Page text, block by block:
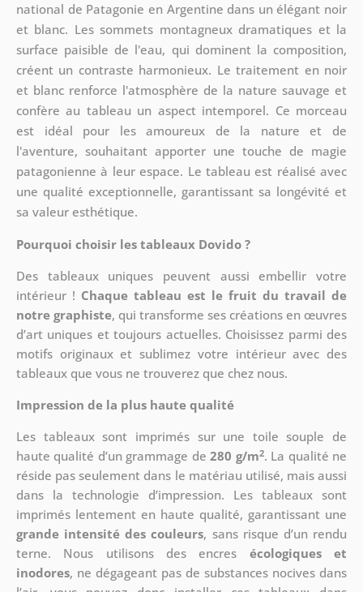
national de Patagonie en Argentine dans un élégant noir
et blanc. Les sommets montagneux dramatiques et la
surface paisible de l'eau, qui dominent la composition,
créent un contraste harmonieux. Le traitement en noir
et blanc renforce l'atmosphère de la nature sauvage et
confère au tableau un aspect intemporel. Ce morceau
est idéal pour les amoureux de la nature et de
l'aventure, souhaitant apporter une touche de magie
patagonienne à leur espace. Le tableau est réalisé avec
une qualité exceptionnelle, garantissant sa longévité et
sa valeur esthétique.
Pourquoi choisir les tableaux Dovido ?
Des tableaux uniques peuvent aussi embellir votre
intérieur ! Chaque tableau est le fruit du travail de
notre graphiste, qui transforme ses créations en œuvres
d’art uniques et toujours actuelles. Choisissez parmi des
motifs originaux et sublimez votre intérieur avec des
tableaux que vous ne trouverez que chez nous.
Impression de la plus haute qualité
Les tableaux sont imprimés sur une toile souple de
haute qualité d’un grammage de280 g/m2. La qualité ne
réside pas seulement dans le matériau utilisé, mais aussi
dans la technologie d’impression. Les tableaux sont
imprimés lentement en haute qualité, garantissant une
grande intensité des couleurs, sans risque d’un rendu
terne. Nous utilisons des encres écologiques et
inodores, ne dégageant pas de substances nocives dans